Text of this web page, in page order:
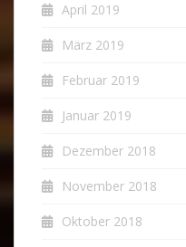
April 2019
März 2019
Februar 2019
Januar 2019
Dezember 2018
November 2018
Oktober 2018